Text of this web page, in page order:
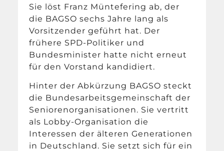
Sie löst Franz Müntefering ab, der
die BAGSO sechs Jahre lang als
Vorsitzender geführt hat. Der
frühere SPD-Politiker und
Bundesminister hatte nicht erneut
für den Vorstand kandidiert.
Hinter der Abkürzung BAGSO steckt
die Bundesarbeitsgemeinschaft der
Seniorenorganisationen. Sie vertritt
als Lobby-Organisation die
Interessen der älteren Generationen
in Deutschland. Sie setzt sich für ein